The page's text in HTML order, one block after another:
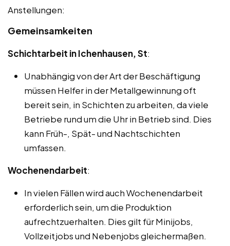
Anstellungen:
Gemeinsamkeiten
Schichtarbeit in Ichenhausen, St:
Unabhängig von der Art der Beschäftigung
müssen Helfer in der Metallgewinnung oft
bereit sein, in Schichten zu arbeiten, da viele
Betriebe rund um die Uhr in Betrieb sind. Dies
kann Früh-, Spät- und Nachtschichten
umfassen.
Wochenendarbeit:
In vielen Fällen wird auch Wochenendarbeit
erforderlich sein, um die Produktion
aufrechtzuerhalten. Dies gilt für Minijobs,
Vollzeitjobs und Nebenjobs gleichermaßen.